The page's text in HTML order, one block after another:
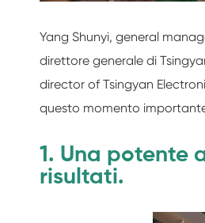
Yang Shunyi, general
direttore generale di
director of Tsingyan
questo momento
1. Una potente
risultati.